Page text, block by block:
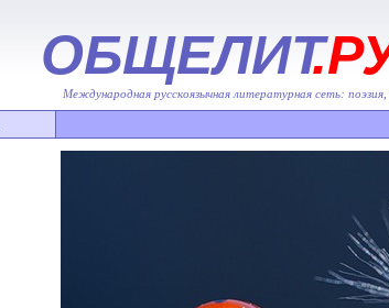
ОБЩЕЛИТ
Международная русскоязычная литературная сеть: